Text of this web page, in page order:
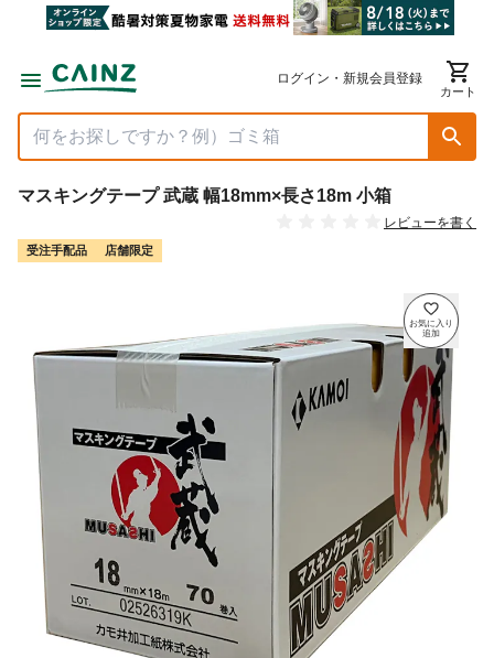
ログイン・新規会員登録
カート
マスキングテープ 武蔵 幅18mm×長さ18m 小箱
レビューを書く
受注手配品 店舗限定